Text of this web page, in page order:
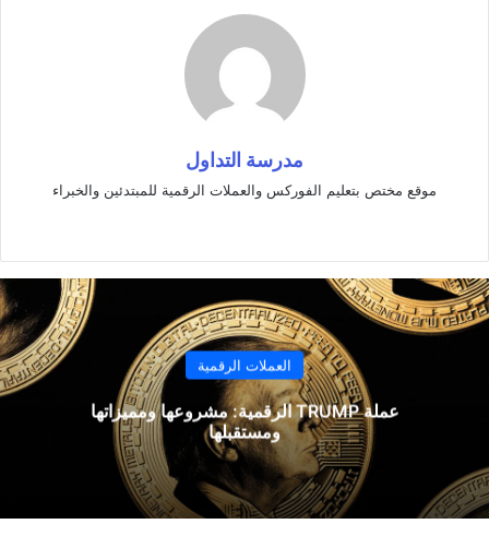
مدرسة التداول
موقع مختص بتعليم الفوركس والعملات الرقمية للمبتدئين والخبراء
العملات الرقمية
عملة TRUMP الرقمية: مشروعها ومميزاتها
ومستقبلها